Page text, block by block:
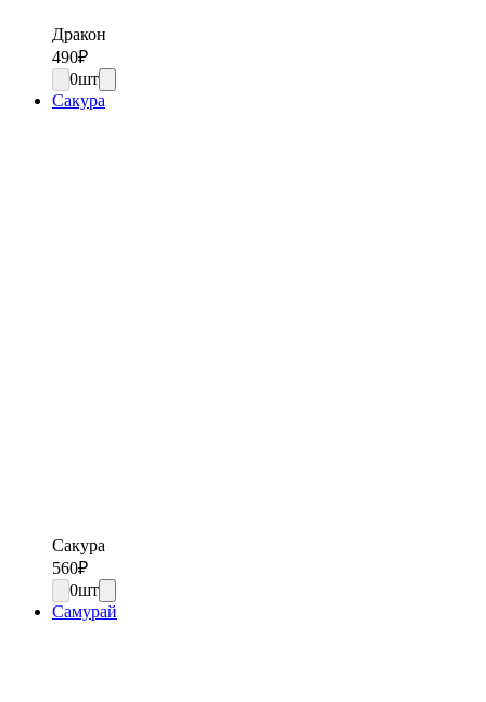
Дракон
490₽
0шт
Сакура
Сакура
560₽
0шт
Самурай